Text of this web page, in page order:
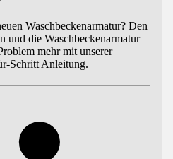
Waschbeckenarmatur? Den
und die Waschbeckenarmatur
mehr mit unserer
Schritt Anleitung.